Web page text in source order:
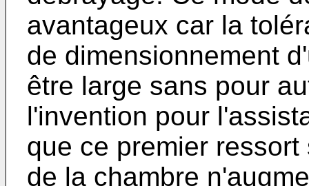
avantageux car la
de dimensionnement
être large sans pour
l'invention pour
que ce premier
de la chambre